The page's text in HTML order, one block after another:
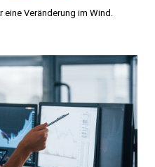
eine Veränderung im Wind.